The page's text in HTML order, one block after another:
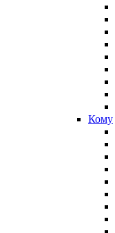
Кому